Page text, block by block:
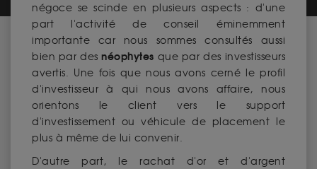
négoce se scinde en plusieurs aspects : d'une
part l'activité de conseil éminemment
importante car nous sommes consultés aussi
bien par desnéophytes que par des investisseurs
avertis. Une fois que nous avons cerné le profil
d'investisseur à qui nous avons affaire, nous
orientons le client vers le support
d'investissement ou véhicule de placement le
plus à même de lui convenir.
D'autre part, le rachat d'or et d'argent